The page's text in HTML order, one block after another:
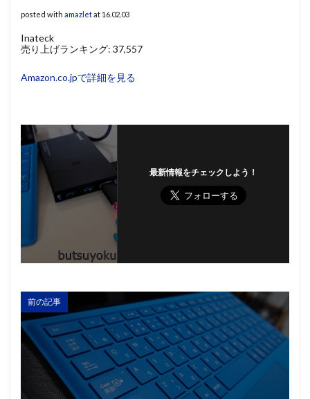
posted with amazletat 16.02.03
Inateck
売り上げランキング: 37,557
Amazon.co.jpで詳細を見る
最新情報をチェックしよう！
前の記事